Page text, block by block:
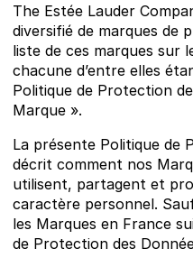
The Estée Lauder
diversifié de marques de
liste de ces marques sur
chacune d’entre elles
Politique de Protection
Marque ».
La présente Politique de
décrit comment nos
utilisent, partagent et
caractère personnel.
les Marques en France
de Protection des